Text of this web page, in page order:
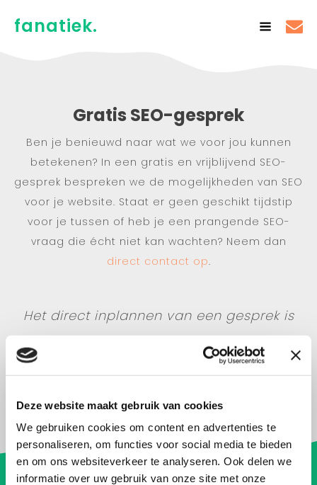
Deze website maakt gebruik van cookies
We gebruiken cookies om content en advertenties te
personaliseren, om functies voor social media te bieden
en om ons websiteverkeer te analyseren. Ook delen we
informatie over uw gebruik van onze site met onze
fanatiek.
Gratis SEO-gesprek
Ben je benieuwd naar wat we voor jou kunnen
betekenen? In een gratis en vrijblijvend SEO-
gesprek bespreken we de mogelijkheden van SEO
voor je website. Staat er geen geschikt tijdstip
voor je tussen of heb je een prangende SEO-
vraag die écht niet kan wachten? Neem dan
direct contact op.
Het direct inplannen van een gesprek is
alleen mogelijk als jecookies accepteert.
Wil je dat liever niet? Neem dan gewoon